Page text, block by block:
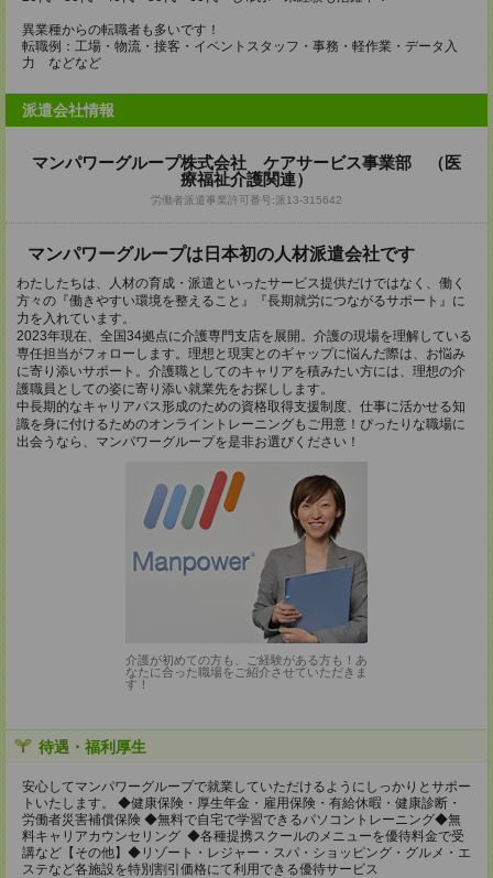
異業種からの転職者も多いです！
転職例：工場・物流・接客・イベントスタッフ・事務・軽作業・データ入
力 などなど
派遣会社情報
マンパワーグループ株式会社 ケアサービス事業部 （医
療福祉介護関連）
労働者派遣事業許可番号:派13-315642
マンパワーグループは日本初の人材派遣会社です
わたしたちは、人材の育成・派遣といったサービス提供だけではなく、働く
方々の『働きやすい環境を整えること』『長期就労につながるサポート』に
力を入れています。
2023年現在、全国34拠点に介護専門支店を展開。介護の現場を理解している
専任担当がフォローします。理想と現実とのギャップに悩んだ際は、お悩み
に寄り添いサポート。介護職としてのキャリアを積みたい方には、理想の介
護職員としての姿に寄り添い就業先をお探しします。
中長期的なキャリアパス形成のための資格取得支援制度、仕事に活かせる知
識を身に付けるためのオンライントレーニングもご用意！ぴったりな職場に
出会うなら、マンパワーグループを是非お選びください！
介護が初めての方も、ご経験がある方も！あ
なたに合った職場をご紹介させていただきま
す！
待遇・福利厚生
安心してマンパワーグループで就業していただけるようにしっかりとサポー
トいたします。 ◆健康保険・厚生年金・雇用保険・有給休暇・健康診断・
労働者災害補償保険 ◆無料で自宅で学習できるパソコントレーニング◆無
料キャリアカウンセリング ◆各種提携スクールのメニューを優待料金で受
講など【その他】◆リゾート・レジャー・スパ・ショッピング・グルメ・エ
ステなど各施設を特別割引価格にて利用できる優待サービス